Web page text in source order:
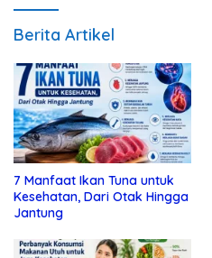
Berita Artikel
7 Manfaat Ikan Tuna untuk
Kesehatan, Dari Otak Hingga
Jantung